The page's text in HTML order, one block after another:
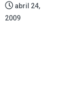
abril 24,
2009